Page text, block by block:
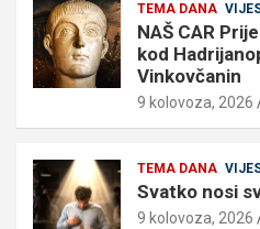
TEMA DANA
NAŠ CAR
kod
Vinkovčanin
9 kolovoza, 2026
TEMA DANA
Svatko nosi
9 kolovoza, 2026